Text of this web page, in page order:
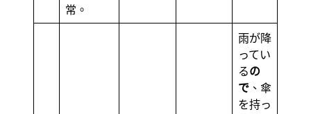
常。
雨が降
ってい
るの
で 、傘
を持っ